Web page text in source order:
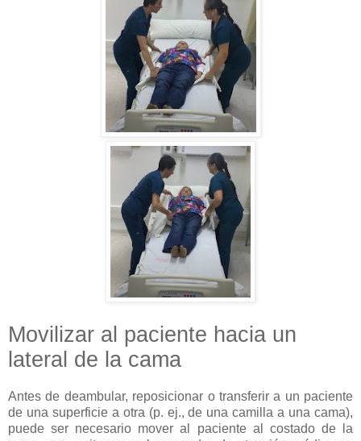
Movilizar al paciente hacia un
lateral de la cama
Antes de deambular, reposicionar o transferir a un paciente
de una superficie a otra (p. ej., de una camilla a una cama),
puede ser necesario mover al paciente al costado de la